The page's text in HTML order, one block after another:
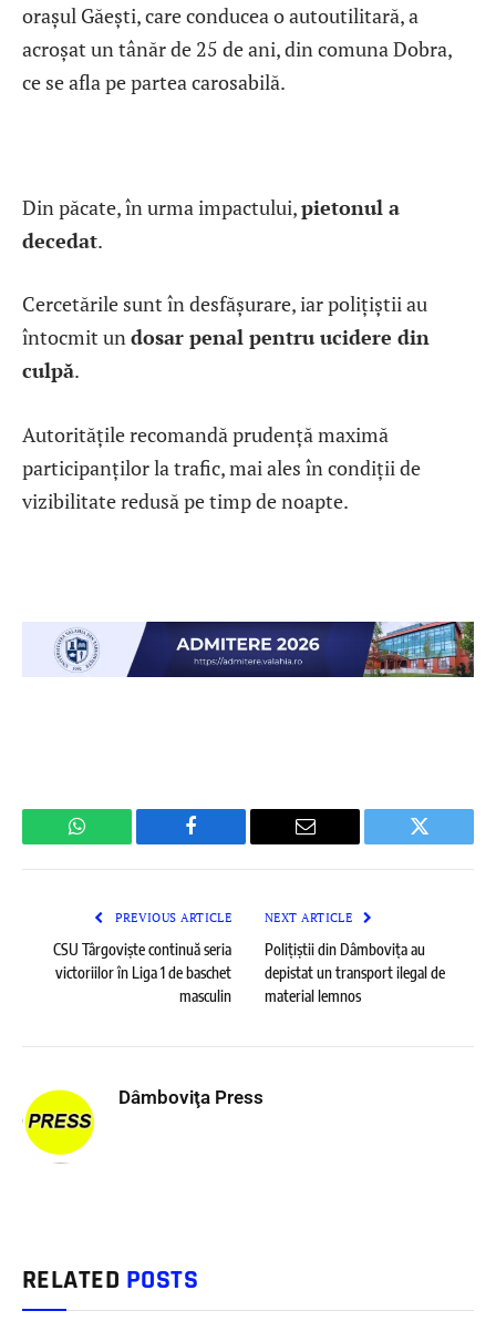
orașul Găești, care conducea o autoutilitară, a
acroșat un tânăr de 25 de ani, din comuna Dobra,
ce se afla pe partea carosabilă.
Din păcate, în urma impactului,pietonul a
decedat.
Cercetările sunt în desfășurare, iar polițiștii au
întocmit undosar penal pentru ucidere din
culpă.
Autoritățile recomandă prudență maximă
participanților la trafic, mai ales în condiții de
vizibilitate redusă pe timp de noapte.
WhatsApp Facebook Email Twitter
PREVIOUS ARTICLE
CSU Târgoviște continuă seria
victoriilor în Liga 1 de baschet
masculin
NEXT ARTICLE
Polițiștii din Dâmbovița au
depistat un transport ilegal de
material lemnos
Dâmboviţa Press
RELATED POSTS